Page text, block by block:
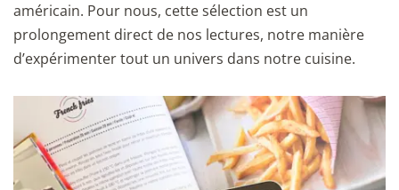
américain. Pour nous, cette sélection est un
prolongement direct de nos lectures, notre manière
d’expérimenter tout un univers dans notre cuisine.